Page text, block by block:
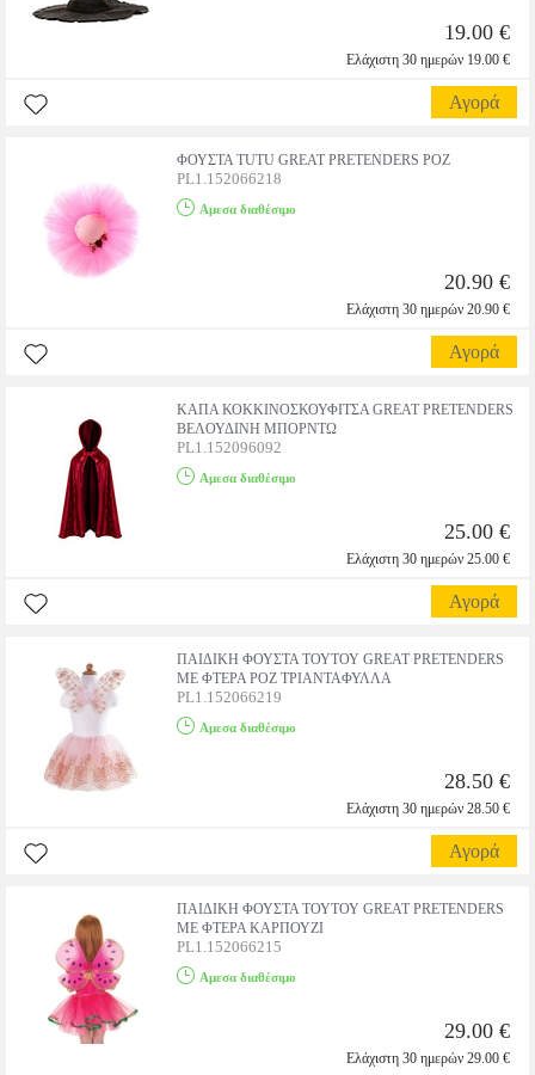
19.00 €
Ελάχιστη 30 ημερών 19.00 €
Αγορά
ΦΟΥΣΤΑ TUTU GREAT PRETENDERS ΡΟΖ
PL1.152066218
Αμεσα διαθέσιμο
20.90 €
Ελάχιστη 30 ημερών 20.90 €
Αγορά
ΚΑΠΑ ΚΟΚΚΙΝΟΣΚΟΥΦΙΤΣΑ GREAT PRETENDERS
ΒΕΛΟΥΔΙΝΗ ΜΠΟΡΝΤΩ
PL1.152096092
Αμεσα διαθέσιμο
25.00 €
Ελάχιστη 30 ημερών 25.00 €
Αγορά
ΠΑΙΔΙΚΗ ΦΟΥΣΤΑ ΤΟΥΤΟΥ GREAT PRETENDERS
ΜΕ ΦΤΕΡΑ ΡΟΖ ΤΡΙΑΝΤΑΦΥΛΛΑ
PL1.152066219
Αμεσα διαθέσιμο
28.50 €
Ελάχιστη 30 ημερών 28.50 €
Αγορά
ΠΑΙΔΙΚΗ ΦΟΥΣΤΑ ΤΟΥΤΟΥ GREAT PRETENDERS
ΜΕ ΦΤΕΡΑ ΚΑΡΠΟΥΖΙ
PL1.152066215
Αμεσα διαθέσιμο
29.00 €
Ελάχιστη 30 ημερών 29.00 €